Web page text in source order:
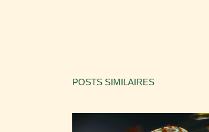
POSTS SIMILAIRES